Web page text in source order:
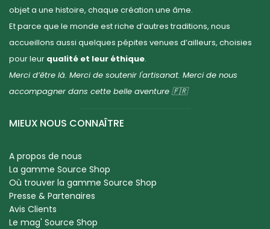
objet a une histoire, chaque création une âme.
Et parce que le monde est riche d’autres traditions, nous
accueillons aussi quelques pépites venues d’ailleurs, choisies
pour leur qualité et leur éthique.
Merci d’être là. Merci de soutenir l'artisanat. Merci de nous
accompagner dans cette belle aventure 🇫🇷
MIEUX NOUS CONNAÎTRE
A propos de nous
La gamme Source Shop
Où trouver la gamme Source Shop
Presse & Partenaires
Avis Clients
Le mag' Source Shop